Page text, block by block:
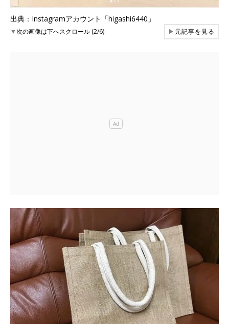
出典：Instagramアカウント「higashi6440」
▼次の画像は下へスクロール (2/6) ▶元記事を見る